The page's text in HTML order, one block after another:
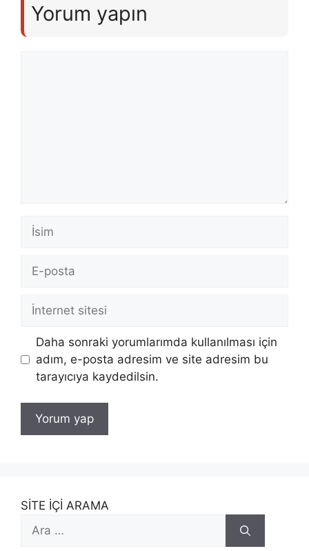
Yorum yapın
İsim
posta
İnternet
sitesi
Daha sonraki yorumlarımda kullanılması için
adım, e-posta adresim ve site adresim bu
tarayıcıya kaydedilsin.
SİTE İÇİ ARAMA
için